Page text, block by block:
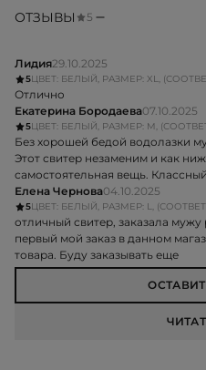
ОТЗЫВЫ 5
Лидия29.10.2025
5ЦВЕТ: БЕЛЫЙ, РАЗМЕР: XL,
Отлично
Екатерина Бородаева07.10.2025
5ЦВЕТ: БЕЛЫЙ, РАЗМЕР: M,
Без хорошей бедой водолазки
Этот свитер незаменим и как
самостоятельная вещь.
Елена Чернова04.10.2025
5ЦВЕТ: БЕЛЫЙ, РАЗМЕР: L,
отличный свитер, заказала
первый мой заказ в данном
товара. Буду заказывать еще